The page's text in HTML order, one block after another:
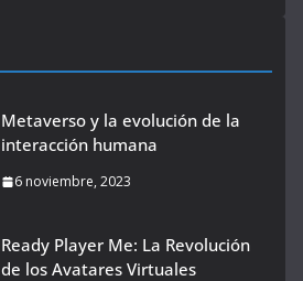
Metaverso y la evolución de la
interacción humana
6 noviembre, 2023
Ready Player Me: La Revolución
de los Avatares Virtuales